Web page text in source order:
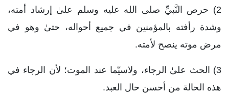
2) حرص النَّبيِّ صلى الله عليه وسلم علىٰ إرشاد أمته،
وشدة رأفته بالمؤمنين في جميع أحواله، حتىٰ وهو في
مرض موته ينصح لأمته.
3) الحث علىٰ الرجاء، ولاسيّما عند الموت؛ لأن الرجاء في
هذه الحالة من أحسن حال العبد.